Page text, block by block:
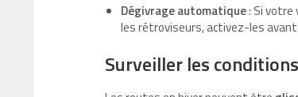
Dégivrage automatique: Si
les rétroviseurs, activez-les
Surveiller les